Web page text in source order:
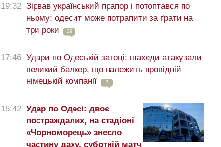
19:32 Зірвав український прапор і потоптався по
ньому: одесит може потрапити за ґрати на
три роки
29
17:46 Удари по Одеській затоці: шахеди атакували
великий балкер, що належить провідній
німецькій компанії
7
15:42 Удар по Одесі: двоє
постраждалих, на стадіоні
«Чорноморець» знесло
частину даху, суботній матч